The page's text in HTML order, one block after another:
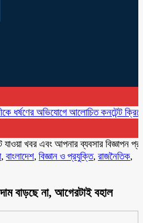
অভিযোগে আলোচিত কনটেন্ট ক্রিয়েটর
এবং আপনার ব্যবসার বিজ্ঞাপন প্রচারের
, বাংলাদেশ, বিজ্ঞান ও প্রযুক্তি, রাজনৈতিক,
বাড়ছে না, আগেরটাই বহাল